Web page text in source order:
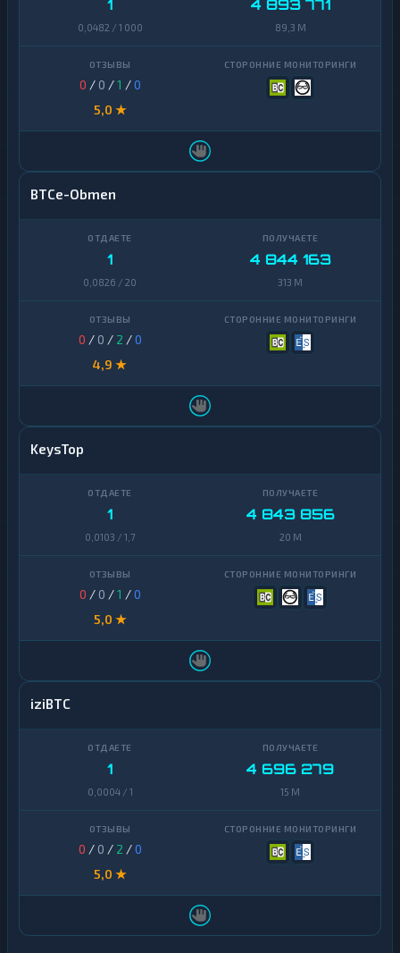
1
0,0482 / 1 000
4 893 771
89,3 M
0 / 0 /1 /0
5,0 ★
BTCe-Obmen
1
0,0826 / 20
4 844 163
313 M
0 / 0 / 2 /0
4,9 ★
KeysTop
1
0,0103 / 1,7
4 843 856
20 M
0 / 0 /1 /0
5,0 ★
iziBTC
1
0,0004 / 1
4 696 279
15 M
0 / 0 / 2 /0
5,0 ★